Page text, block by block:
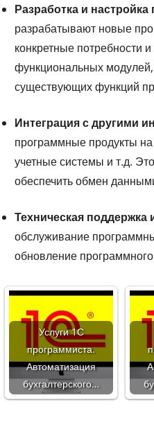
Разработка и
разрабатывают новые
конкретные потребности
функциональных модулей,
существующих функций
Интеграция с другими
программные продукты
учетные системы и т.д.
обеспечить обмен
Техническая поддержка
обслуживание
обновление
Услуги 1С
программиста.
Автоматизация
бухгалтерского…